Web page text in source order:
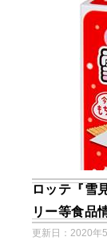
ロッテ『雪
リー等食品
更新日： 2020年